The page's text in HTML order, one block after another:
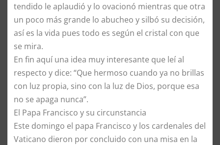
tendido le aplaudió y lo ovacionó mientras que otra
un poco más grande lo abucheo y silbó su decisión,
así es la vida pues todo es según el cristal con que
se mira.
En fin aquí una idea muy interesante que leí al
respecto y dice: “Que hermoso cuando ya no brillas
con luz propia, sino con la luz de Dios, porque esa
no se apaga nunca”.
El Papa Francisco y su circunstancia
Este domingo el papa Francisco y los cardenales del
Vaticano dieron por concluido con una misa en la